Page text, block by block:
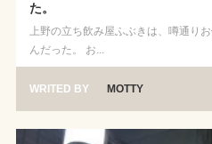
た。
上野の立ち飲み屋ふぶきは、噂通り
んだった。 お...
WRITED BY MOTTY